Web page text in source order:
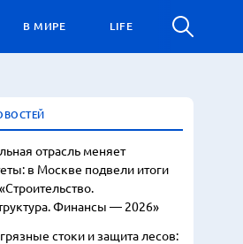
В МИРЕ LIFE
отрасль меняет
в Москве подвели итоги
Финансы — 2026»
стоки и защита лесов: